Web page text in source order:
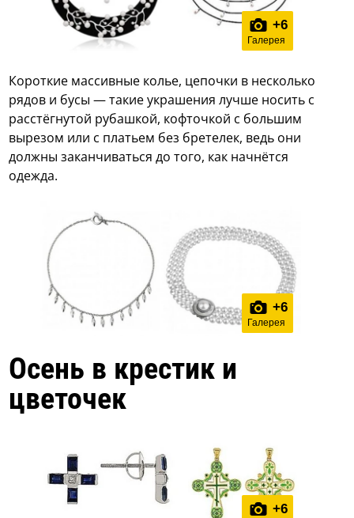
+6
Галерея
Короткие массивные колье, цепочки в несколько
рядов и бусы — такие украшения лучше носить с
расстёгнутой рубашкой, кофточкой с большим
вырезом или с платьем без бретелек, ведь они
должны заканчиваться до того, как начнётся
одежда.
+6
Галерея
Осень в крестик и
цветочек
+6